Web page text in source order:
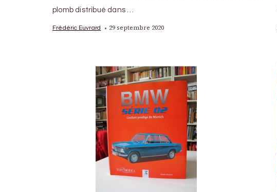
plomb distribué dans …
Frédéric Euvrard 29 septembre 2020